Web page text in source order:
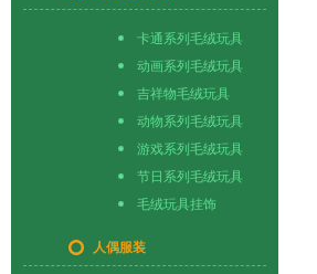
卡通系列毛绒玩具
动画系列毛绒玩具
吉祥物毛绒玩具
动物系列毛绒玩具
游戏系列毛绒玩具
节日系列毛绒玩具
毛绒玩具挂饰
人偶服装